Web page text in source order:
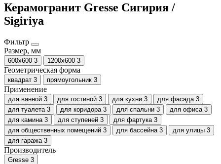
Керамогранит Gresse Сигирия /
Sigiriya
Фильтр
Размер, мм
600х600 3 1200х600 3
Геометрическая форма
квадрат 3 прямоугольник 3
Применение
для ванной 3 для гостиной 3 для кухни 3 для фасада 3
для туалета 3 для коридора 3 для спальни 3 для офиса 3
для камина 3 для ступеней 3 для фартука 3
для общественных помещений 3 для бассейна 3 для улицы 3
для гаража 3
Производитель
Gresse 3